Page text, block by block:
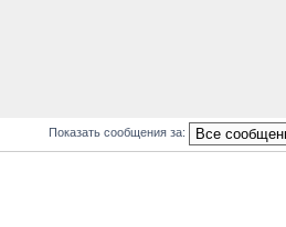
Показать сообщения за: